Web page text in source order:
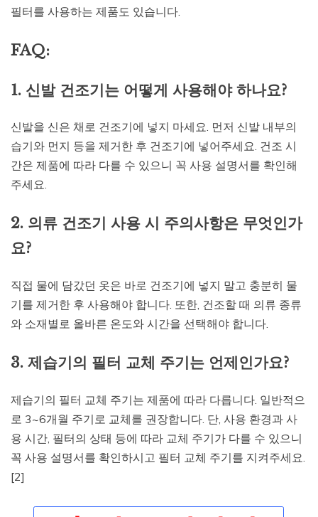
필터를 사용하는 제품도 있습니다.
FAQ:
1. 신발 건조기는 어떻게 사용해야 하나요?
신발을 신은 채로 건조기에 넣지 마세요. 먼저 신발 내부의
습기와 먼지 등을 제거한 후 건조기에 넣어주세요. 건조 시
간은 제품에 따라 다를 수 있으니 꼭 사용 설명서를 확인해
주세요.
2. 의류 건조기 사용 시 주의사항은 무엇인가
요?
직접 물에 담갔던 옷은 바로 건조기에 넣지 말고 충분히 물
기를 제거한 후 사용해야 합니다. 또한, 건조할 때 의류 종류
와 소재별로 올바른 온도와 시간을 선택해야 합니다.
3. 제습기의 필터 교체 주기는 언제인가요?
제습기의 필터 교체 주기는 제품에 따라 다릅니다. 일반적으
로 3~6개월 주기로 교체를 권장합니다. 단, 사용 환경과 사
용 시간, 필터의 상태 등에 따라 교체 주기가 다를 수 있으니
꼭 사용 설명서를 확인하시고 필터 교체 주기를 지켜주세요.
[2]